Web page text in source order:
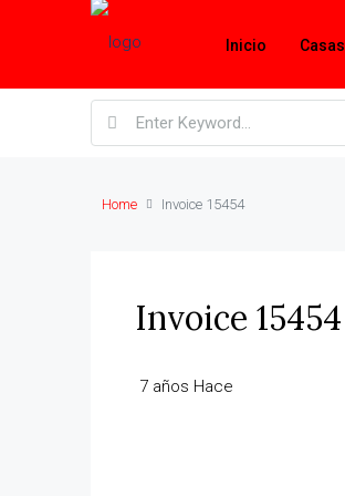
Inicio Casas
Home Invoice 15454
Invoice 15454
7 años Hace